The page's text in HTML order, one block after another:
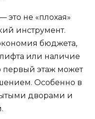
это не «плохая»
инструмент.
бюджета,
лифта или наличие
первый этаж может
Особенно в
дворами и